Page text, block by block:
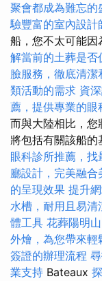
聚會都成為難忘的
驗豐富的室內設計
船，您不太可能因
解當前的土葬是否
臉服務，徹底清潔
類活動的需求 資
薦，提供專業的眼
而與大陸相比，
將包括有關該船的
眼科診所推薦，
廳設計，完美融合
的呈現效果 提升
水槽，耐用且易清
體工具 花葬陽明
外燴，為您帶來
簽證的辦理流程
業支持 Bateaux